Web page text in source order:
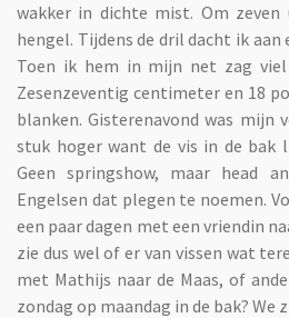
wakker in dichte mist. Om
hengel. Tijdens de dril dacht ik aan
Toen ik hem in mijn net zag
Zesenzeventig centimeter en 18
blanken. Gisterenavond was mijn
stuk hoger want de vis in de bak
Geen springshow, maar head
Engelsen dat plegen te noemen.
een paar dagen met een vriendin
zie dus wel of er van vissen wat
met Mathijs naar de Maas, of
zondag op maandag in de bak? We